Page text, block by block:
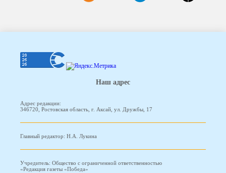
Наш адрес
Адрес редакции:
346720, Ростовская область, г. Аксай, ул. Дружбы, 17
Главный редактор: Н.А. Лукина
Учредитель: Общество с ограниченной ответственностью
«Редакция газеты «Победа»